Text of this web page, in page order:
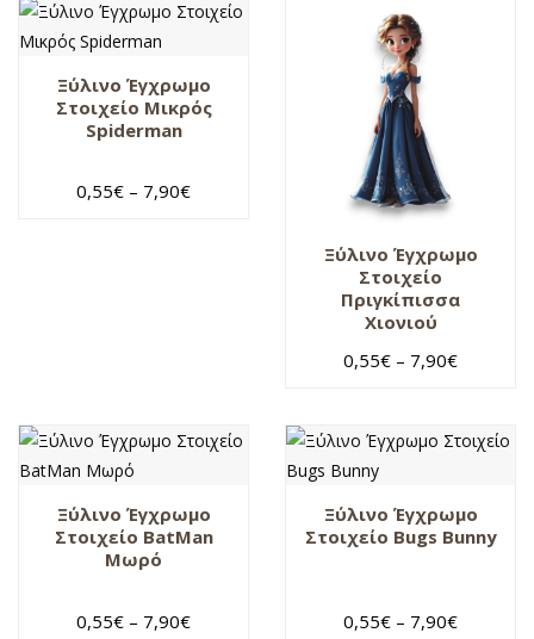
Ξύλινο Έγχρωμο
Στοιχείο Μικρός
Spiderman
0,55€ – 7,90€
Ξύλινο Έγχρωμο
Στοιχείο
Πριγκίπισσα
Χιονιού
0,55€ – 7,90€
Ξύλινο Έγχρωμο
Στοιχείο BatMan
Μωρό
0,55€ – 7,90€
Ξύλινο Έγχρωμο
Στοιχείο Bugs Bunny
0,55€ – 7,90€